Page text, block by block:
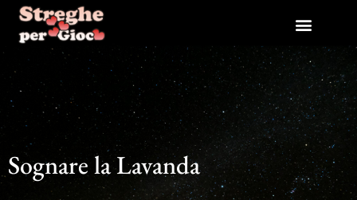
contenuto
Sognare la Lavanda